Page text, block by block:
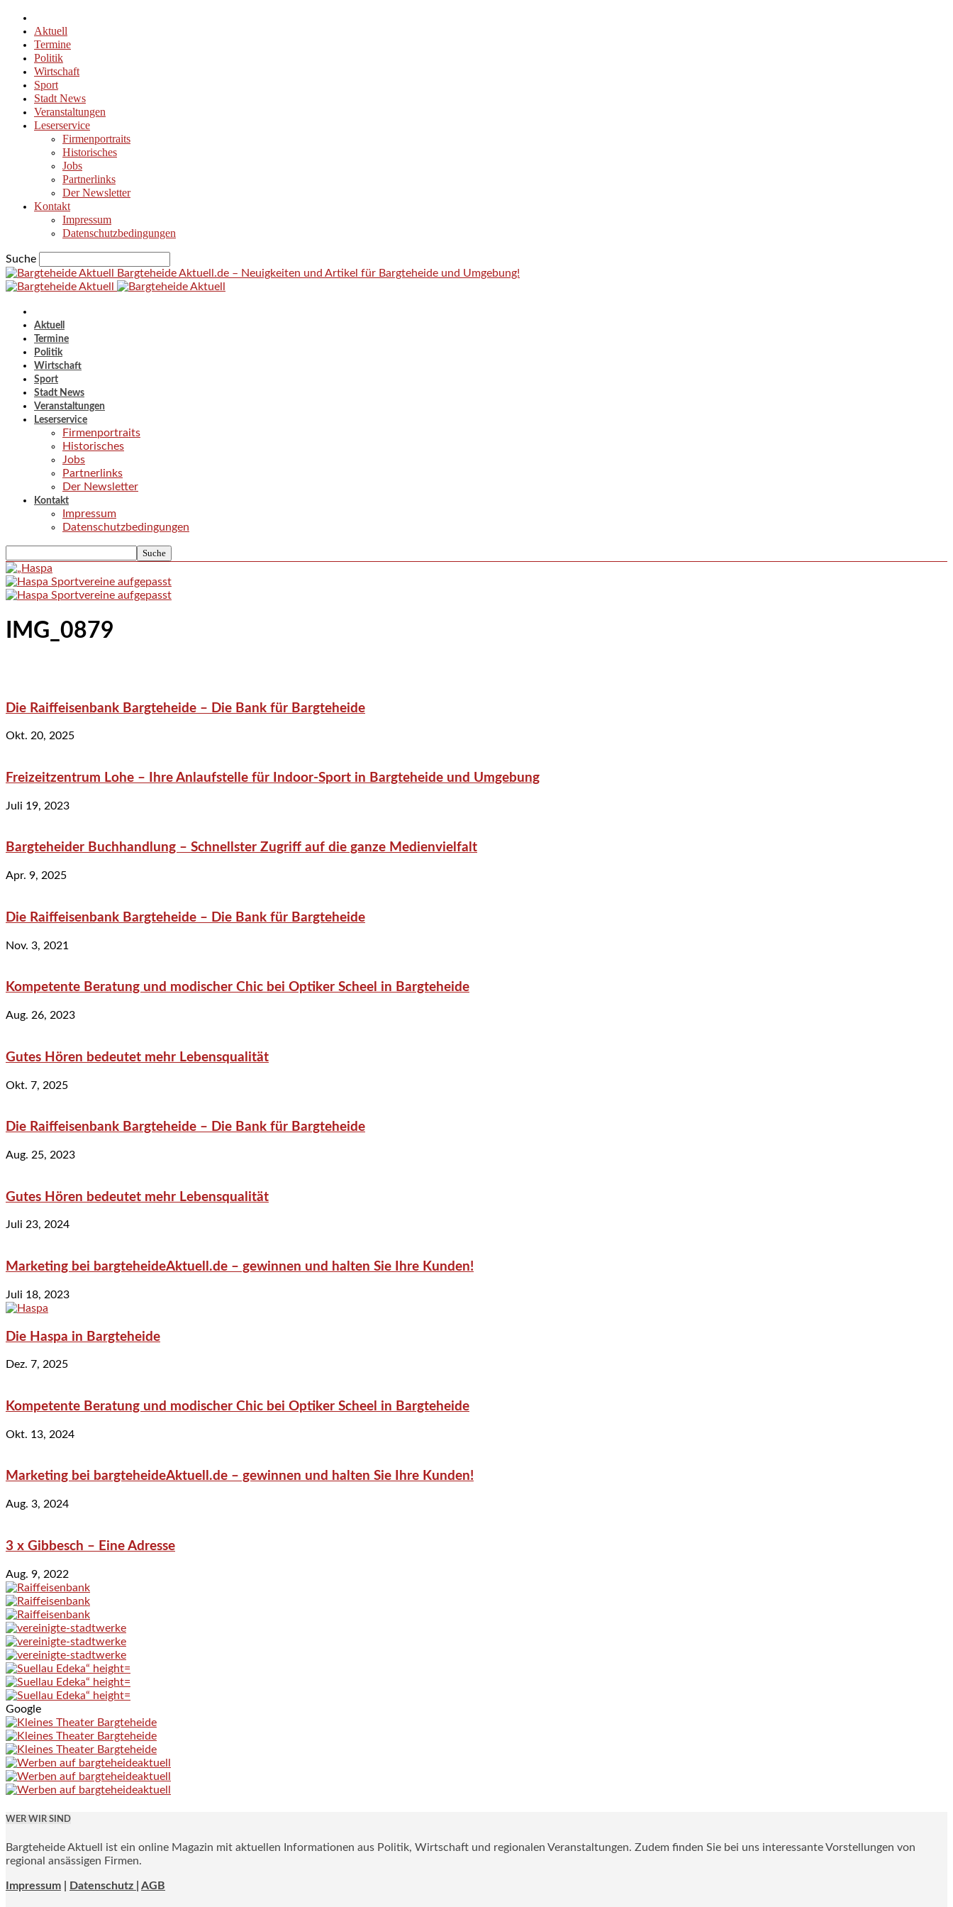
Aktuell
Termine
Politik
Wirtschaft
Sport
Stadt News
Veranstaltungen
Leserservice
Firmenportraits
Historisches
Jobs
Partnerlinks
Der Newsletter
Kontakt
Impressum
Datenschutzbedingungen
Suche
Bargteheide Aktuell.de – Neuigkeiten und Artikel für Bargteheide und Umgebung!
Aktuell
Termine
Politik
Wirtschaft
Sport
Stadt News
Veranstaltungen
Leserservice
Firmenportraits
Historisches
Jobs
Partnerlinks
Der Newsletter
Kontakt
Impressum
Datenschutzbedingungen
IMG_0879
Die Raiffeisenbank Bargteheide – Die Bank für Bargteheide
Okt. 20, 2025
Freizeitzentrum Lohe – Ihre Anlaufstelle für Indoor-Sport in Bargteheide und Umgebung
Juli 19, 2023
Bargteheider Buchhandlung – Schnellster Zugriff auf die ganze Medienvielfalt
Apr. 9, 2025
Die Raiffeisenbank Bargteheide – Die Bank für Bargteheide
Nov. 3, 2021
Kompetente Beratung und modischer Chic bei Optiker Scheel in Bargteheide
Aug. 26, 2023
Gutes Hören bedeutet mehr Lebensqualität
Okt. 7, 2025
Die Raiffeisenbank Bargteheide – Die Bank für Bargteheide
Aug. 25, 2023
Gutes Hören bedeutet mehr Lebensqualität
Juli 23, 2024
Marketing bei bargteheideAktuell.de – gewinnen und halten Sie Ihre Kunden!
Juli 18, 2023
Die Haspa in Bargteheide
Dez. 7, 2025
Kompetente Beratung und modischer Chic bei Optiker Scheel in Bargteheide
Okt. 13, 2024
Marketing bei bargteheideAktuell.de – gewinnen und halten Sie Ihre Kunden!
Aug. 3, 2024
3 x Gibbesch – Eine Adresse
Aug. 9, 2022
Google
WER WIR SIND
Bargteheide Aktuell ist ein online Magazin mit aktuellen Informationen aus Politik, Wirtschaft und regionalen Veranstaltungen. Zudem finden Sie bei uns interessante Vorstellungen von
regional ansässigen Firmen.
Impressum Datenschutz | AGB